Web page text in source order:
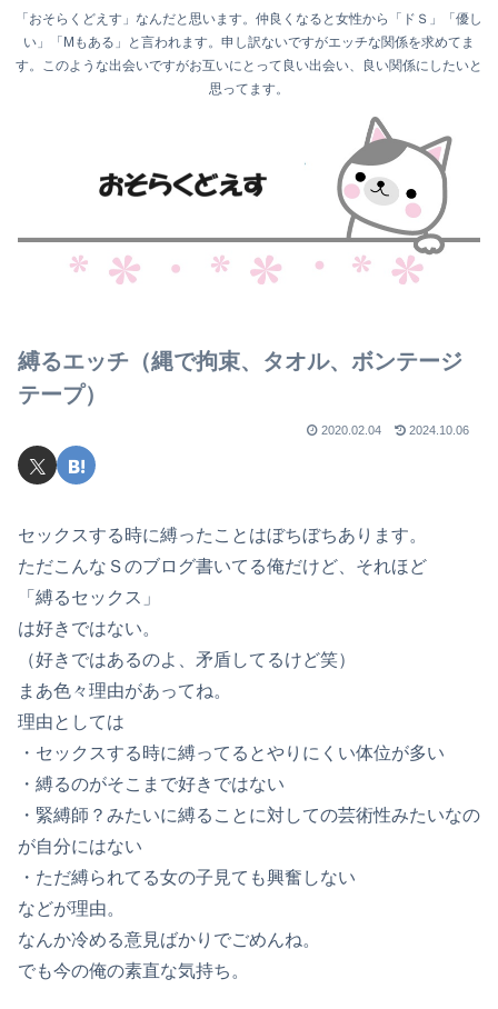
「おそらくどえす」なんだと思います。仲良くなると女性から「ドＳ」「優し
い」「Mもある」と言われます。申し訳ないですがエッチな関係を求めてま
す。このような出会いですがお互いにとって良い出会い、良い関係にしたいと
思ってます。
縛るエッチ（縄で拘束、タオル、ボンテージ
テープ）
2020.02.04 2024.10.06
セックスする時に縛ったことはぼちぼちあります。
ただこんなＳのブログ書いてる俺だけど、それほど
「縛るセックス」
は好きではない。
（好きではあるのよ、矛盾してるけど笑）
まあ色々理由があってね。
理由としては
・セックスする時に縛ってるとやりにくい体位が多い
・縛るのがそこまで好きではない
・緊縛師？みたいに縛ることに対しての芸術性みたいなの
が自分にはない
・ただ縛られてる女の子見ても興奮しない
などが理由。
なんか冷める意見ばかりでごめんね。
でも今の俺の素直な気持ち。